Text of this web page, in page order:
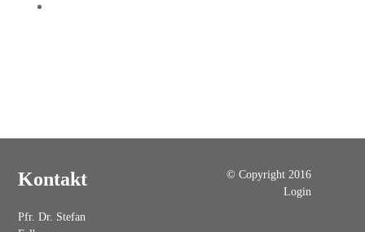
Kontakt
Pfr. Dr. Stefan
© Copyright 2016
Login